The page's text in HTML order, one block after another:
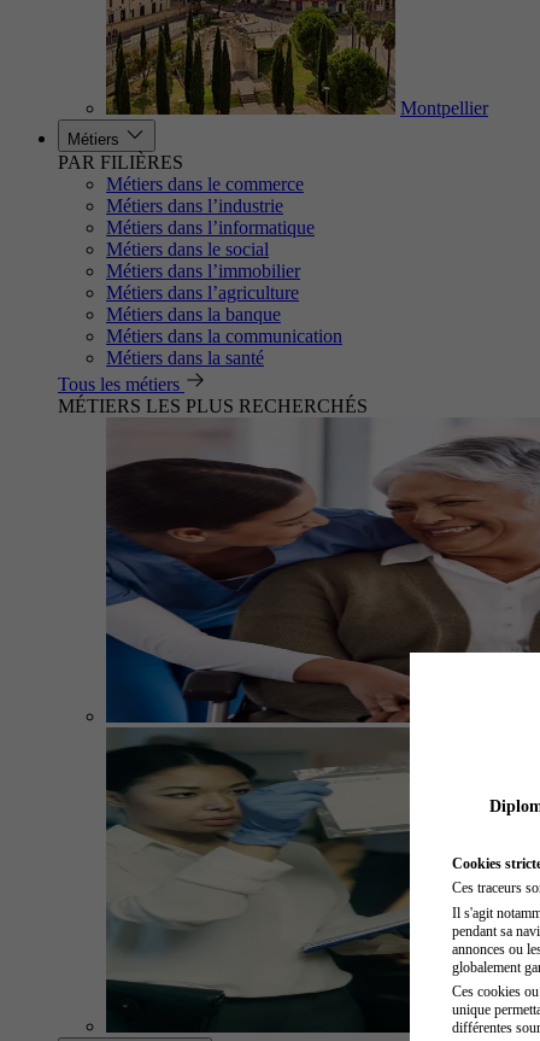
Montpellier
Métiers
PAR FILIÈRES
Métiers dans le commerce
Métiers dans l’industrie
Métiers dans l’informatique
Métiers dans le social
Métiers dans l’immobilier
Métiers dans l’agriculture
Métiers dans la banque
Métiers dans la communication
Métiers dans la santé
Tous les métiers
MÉTIERS LES PLUS RECHERCHÉS
Cookies
Ces traceurs
Il s'agit
pendant sa
annonces ou
globalement
Ces cookies
unique
différentes